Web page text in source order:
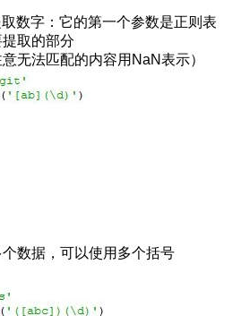
数字：它的第一个参数是正则表
取的部分
无法匹配的内容用NaN表示）
数据，可以使用多个括号